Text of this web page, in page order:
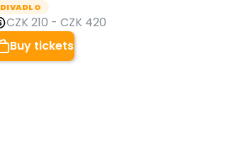
DIVADLO
CZK 210 - CZK 420
Buy tickets